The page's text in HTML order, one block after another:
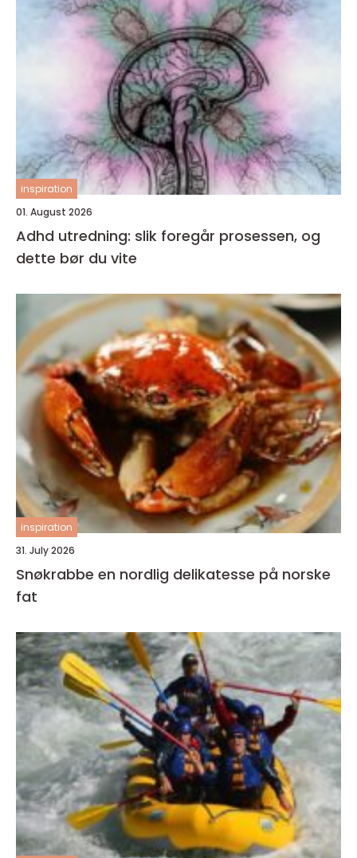
inspiration
01. August 2026
Adhd utredning: slik foregår prosessen, og
dette bør du vite
inspiration
31. July 2026
Snøkrabbe en nordlig delikatesse på norske
fat